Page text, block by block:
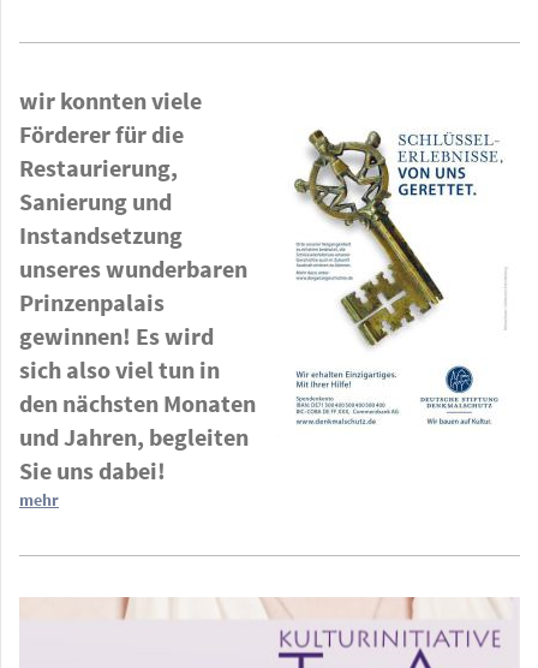
wir konnten viele
Förderer für die
Restaurierung,
Sanierung und
Instandsetzung
unseres wunderbaren
Prinzenpalais
gewinnen! Es wird
sich also viel tun in
den nächsten Monaten
und Jahren, begleiten
Sie uns dabei!
mehr